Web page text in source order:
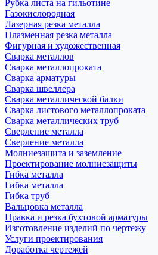
Рубка листа на гильотине
Газокислородная
Лазерная резка металла
Плазменная резка металла
Фигурная и художественная
Сварка металлов
Сварка металлопроката
Сварка арматуры
Сварка швеллера
Сварка металлической балки
Сварка листового металлопроката
Сварка металлических труб
Сверление металла
Сверление металла
Молниезащита и заземление
Проектирование молниезащиты
Гибка металла
Гибка металла
Гибка труб
Вальцовка металла
Правка и резка бухтовой арматуры
Изготовление изделий по чертежу
Услуги проектирования
Доработка чертежей